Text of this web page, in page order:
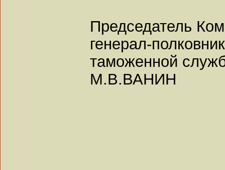
Председатель
генерал-полковник
таможенной
М.В.ВАНИН